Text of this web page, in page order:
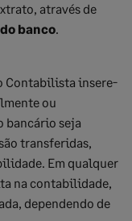
através de
banco.
Contabilista insere-
ou
bancário seja
transferidas,
Em qualquer
na contabilidade,
dependendo de